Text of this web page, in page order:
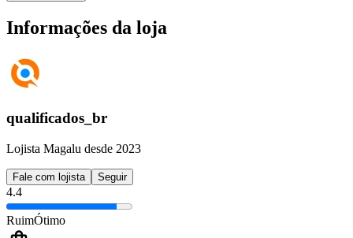
Informações da loja
qualificados_br
Lojista Magalu desde 2023
Fale com lojista Seguir
4.4
RuimÓtimo